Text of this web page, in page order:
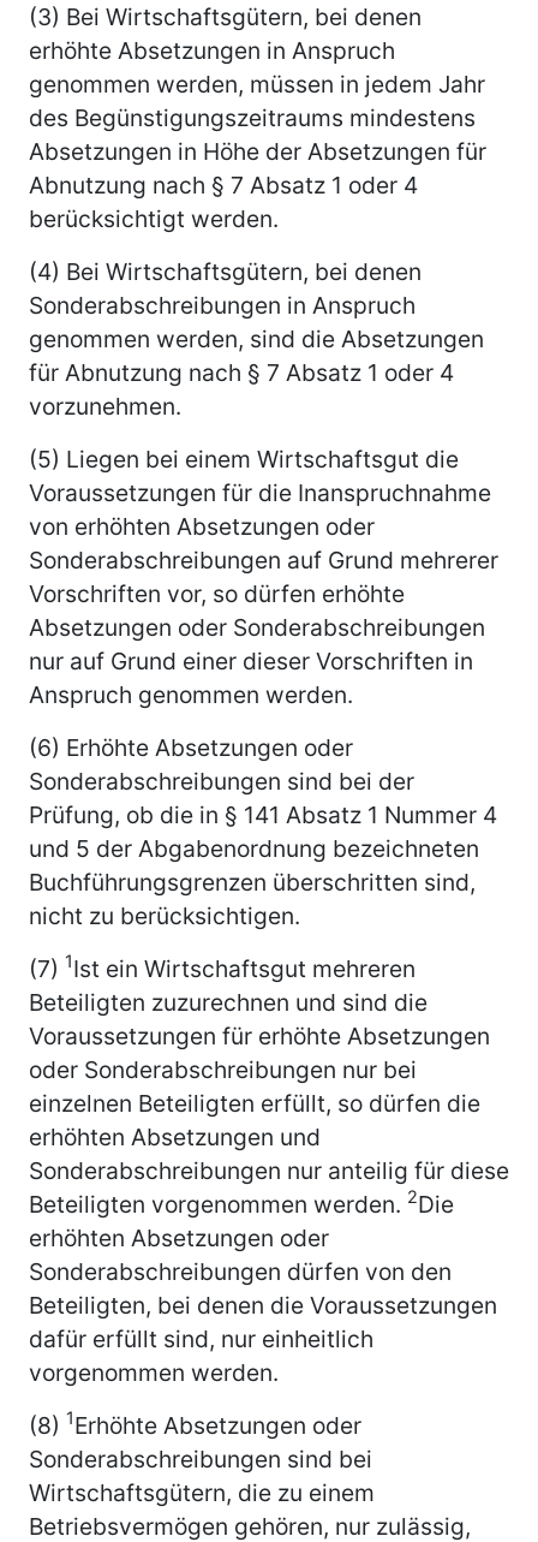
(3) Bei Wirtschaftsgütern, bei denen
erhöhte Absetzungen in Anspruch
genommen werden, müssen in jedem Jahr
des Begünstigungszeitraums mindestens
Absetzungen in Höhe der Absetzungen für
Abnutzung nach § 7 Absatz 1 oder 4
berücksichtigt werden.
(4) Bei Wirtschaftsgütern, bei denen
Sonderabschreibungen in Anspruch
genommen werden, sind die Absetzungen
für Abnutzung nach § 7 Absatz 1 oder 4
vorzunehmen.
(5) Liegen bei einem Wirtschaftsgut die
Voraussetzungen für die Inanspruchnahme
von erhöhten Absetzungen oder
Sonderabschreibungen auf Grund mehrerer
Vorschriften vor, so dürfen erhöhte
Absetzungen oder Sonderabschreibungen
nur auf Grund einer dieser Vorschriften in
Anspruch genommen werden.
(6) Erhöhte Absetzungen oder
Sonderabschreibungen sind bei der
Prüfung, ob die in § 141 Absatz 1 Nummer 4
und 5 der Abgabenordnung bezeichneten
Buchführungsgrenzen überschritten sind,
nicht zu berücksichtigen.
(7) 1Ist ein Wirtschaftsgut mehreren
Beteiligten zuzurechnen und sind die
Voraussetzungen für erhöhte Absetzungen
oder Sonderabschreibungen nur bei
einzelnen Beteiligten erfüllt, so dürfen die
erhöhten Absetzungen und
Sonderabschreibungen nur anteilig für diese
Beteiligten vorgenommen werden. 2Die
erhöhten Absetzungen oder
Sonderabschreibungen dürfen von den
Beteiligten, bei denen die Voraussetzungen
dafür erfüllt sind, nur einheitlich
vorgenommen werden.
(8) 1Erhöhte Absetzungen oder
Sonderabschreibungen sind bei
Wirtschaftsgütern, die zu einem
Betriebsvermögen gehören, nur zulässig,